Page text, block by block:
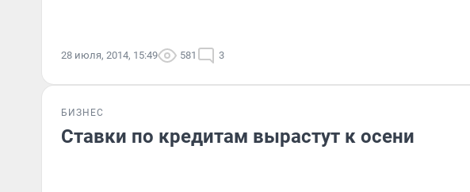
28 июля, 2014, 15:49 581 3
БИЗНЕС
Ставки по кредитам вырастут к осени